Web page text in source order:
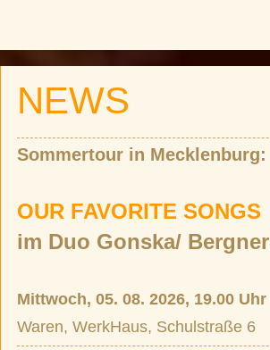
NEWS
Sommertour in Mecklenburg:
OUR FAVORITE SONGS
im Duo Gonska/ Bergner
Mittwoch, 05. 08. 2026, 19.00 Uhr
Waren, WerkHaus, Schulstraße 6